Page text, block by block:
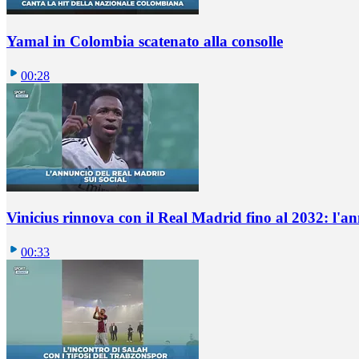
Yamal in Colombia scatenato alla consolle
00:28
Vinicius rinnova con il Real Madrid fino al 2032:
00:33